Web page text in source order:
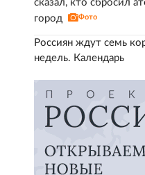
сказал, кто сбросил
город
Фото
Россиян ждут семь
недель. Календарь